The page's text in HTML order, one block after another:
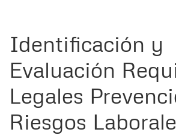
Identificación y
Evaluación
Legales
Riesgos